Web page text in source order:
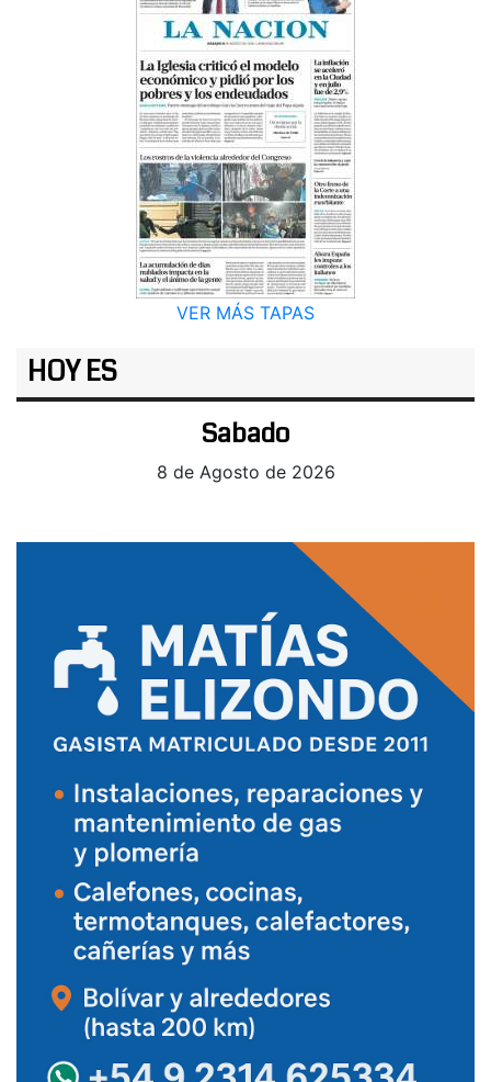
VER MÁS TAPAS
HOY ES
Sabado
8 de Agosto de 2026